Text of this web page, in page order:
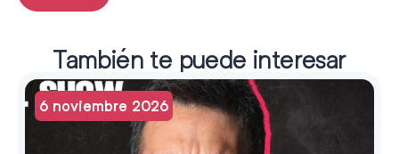
También te puede interesar
6 noviembre 2026